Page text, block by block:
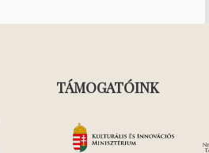
TÁMOGATÓINK